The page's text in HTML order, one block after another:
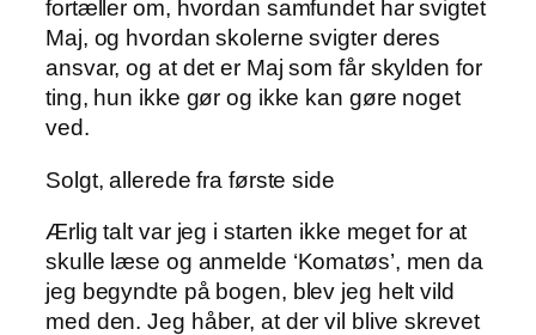
fortæller om, hvordan samfundet har svigtet
Maj, og hvordan skolerne svigter deres
ansvar, og at det er Maj som får skylden for
ting, hun ikke gør og ikke kan gøre noget
ved.
Solgt, allerede fra første side
Ærlig talt var jeg i starten ikke meget for at
skulle læse og anmelde ‘Komatøs’, men da
jeg begyndte på bogen, blev jeg helt vild
med den. Jeg håber, at der vil blive skrevet